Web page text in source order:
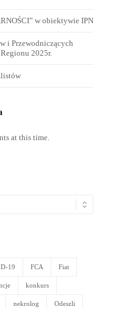
w obiektywie IPN
i Przewodniczących
2025r.
at this time.
19 FCA Fiat
konkurs
nekrolog Odeszli